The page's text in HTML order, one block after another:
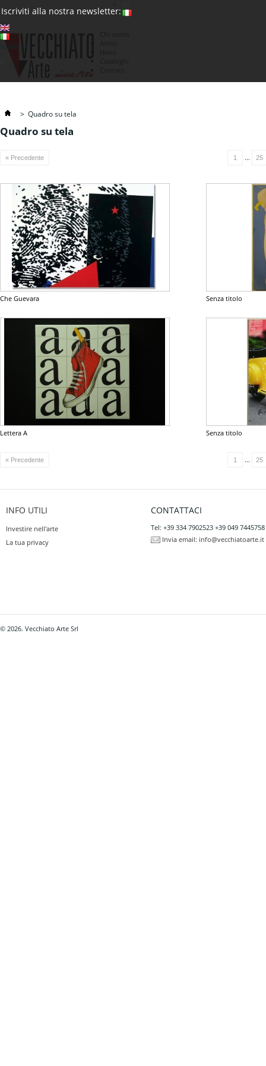
Iscriviti alla nostra newsletter:
> Quadro su tela
Quadro su tela
« Precedente 1 ... 25
Che Guevara Senza titolo
Lettera A Senza titolo
« Precedente 1 ... 25
INFO UTILI
Investire nell'arte
La tua privacy
CONTATTACI
Tel: +39 334 7902523 +39 049 7445758
Invia email: info@vecchiatoarte.it
© 2026. Vecchiato Arte Srl